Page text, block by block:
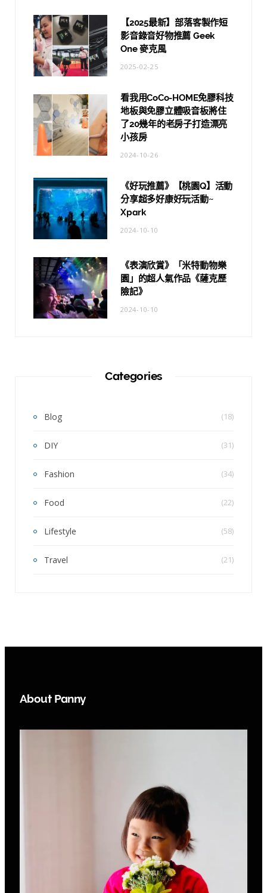
【2025最新】部落客製作短
影音錄音好物推薦 Geek
One 麥克風
2025-02-25
看我用CoCo-HOME免膠科技
地板與免膠立體吸音板將住
了20幾年的老房子打造漂亮
小孩房
2024-10-26
《好玩推薦》【桃園Q】活動
分享超多好康好玩活動~
Xpark
2024-10-10
《表演欣賞》「米特動物樂
園」的超人氣作品《薩克歷
險記》
2024-10-10
Categories
Blog (18)
DIY (31)
Fashion (34)
Food (22)
Lifestyle (58)
Travel (21)
About Panny